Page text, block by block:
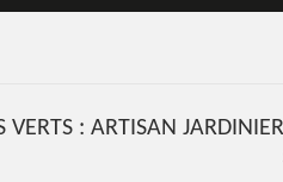
VERTS : ARTISAN